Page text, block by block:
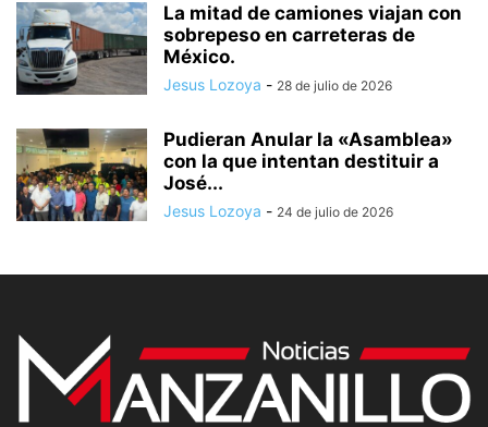
La mitad de camiones viajan con
sobrepeso en carreteras de
México.
Jesus Lozoya - 28 de julio de 2026
Pudieran Anular la «Asamblea»
con la que intentan destituir a
José...
Jesus Lozoya - 24 de julio de 2026